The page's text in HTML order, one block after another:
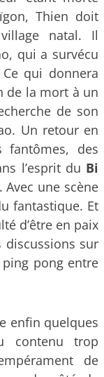
Thien doit
natal. Il
qui a survécu
qui donnera
de la mort à un
de son
Un retour en
des
l’esprit du Bi
Avec une scène
fantastique. Et
d’être en paix
discussions sur
ping pong entre
enfin quelques
contenu trop
de